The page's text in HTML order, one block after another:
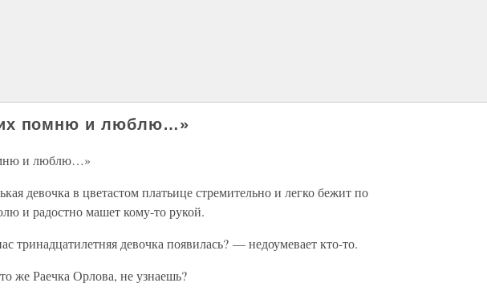
помню и люблю…»
и люблю…»
девочка в цветастом платьице стремительно и легко бежит по
и радостно машет кому-то рукой.
тринадцатилетняя девочка появилась? — недоумевает кто-то.
же Раечка Орлова, не узнаешь?